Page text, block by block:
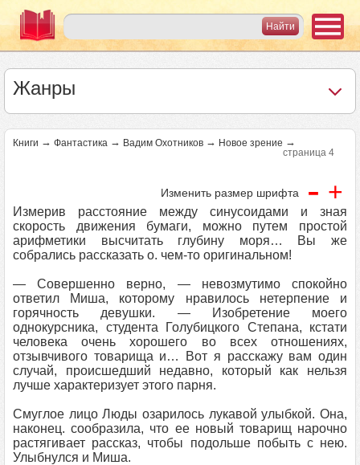
Жанры
Книги → Фантастика → Вадим Охотников → Новое зрение →
страница 4
Изменить размер шрифта - +
Измерив расстояние между синусоидами и зная
скорость движения бумаги, можно путем простой
арифметики высчитать глубину моря… Вы же
собрались рассказать о. чем-то оригинальном!
— Совершенно верно, — невозмутимо спокойно
ответил Миша, которому нравилось нетерпение и
горячность девушки. — Изобретение моего
однокурсника, студента Голубицкого Степана, кстати
человека очень хорошего во всех отношениях,
отзывчивого товарища и… Вот я расскажу вам один
случай, происшедший недавно, который как нельзя
лучше характеризует этого парня.
Смуглое лицо Люды озарилось лукавой улыбкой. Она,
наконец. сообразила, что ее новый товарищ нарочно
растягивает рассказ, чтобы подольше побыть с нею.
Улыбнулся и Миша.